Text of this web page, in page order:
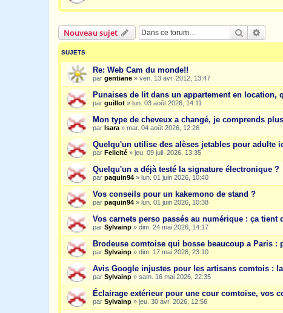
Nouveau sujet Rechercher
SUJETS
Re: Web Cam du monde!!
par gentiane » ven. 13 avr. 2012, 13:47
Punaises de lit dans un appartement en location,
par guillot » lun. 03 août 2026, 14:11
Mon type de cheveux a changé, je comprends
par Isara » mar. 04 août 2026, 12:26
Quelqu'un utilise des alèses jetables pour adulte
par Felicité » jeu. 09 juil. 2026, 13:35
Quelqu'un a déjà testé la signature électronique ?
par paquin94 » lun. 01 juin 2026, 10:40
Vos conseils pour un kakemono de stand ?
par paquin94 » lun. 01 juin 2026, 10:38
Vos carnets perso passés au numérique : ça tient
par Sylvainp » dim. 24 mai 2026, 14:17
Brodeuse comtoise qui bosse beaucoup a Paris :
par Sylvainp » dim. 17 mai 2026, 23:10
Avis Google injustes pour les artisans comtois :
par Sylvainp » sam. 16 mai 2026, 22:35
Éclairage extérieur pour une cour comtoise, vos
par Sylvainp » jeu. 30 avr. 2026, 12:56